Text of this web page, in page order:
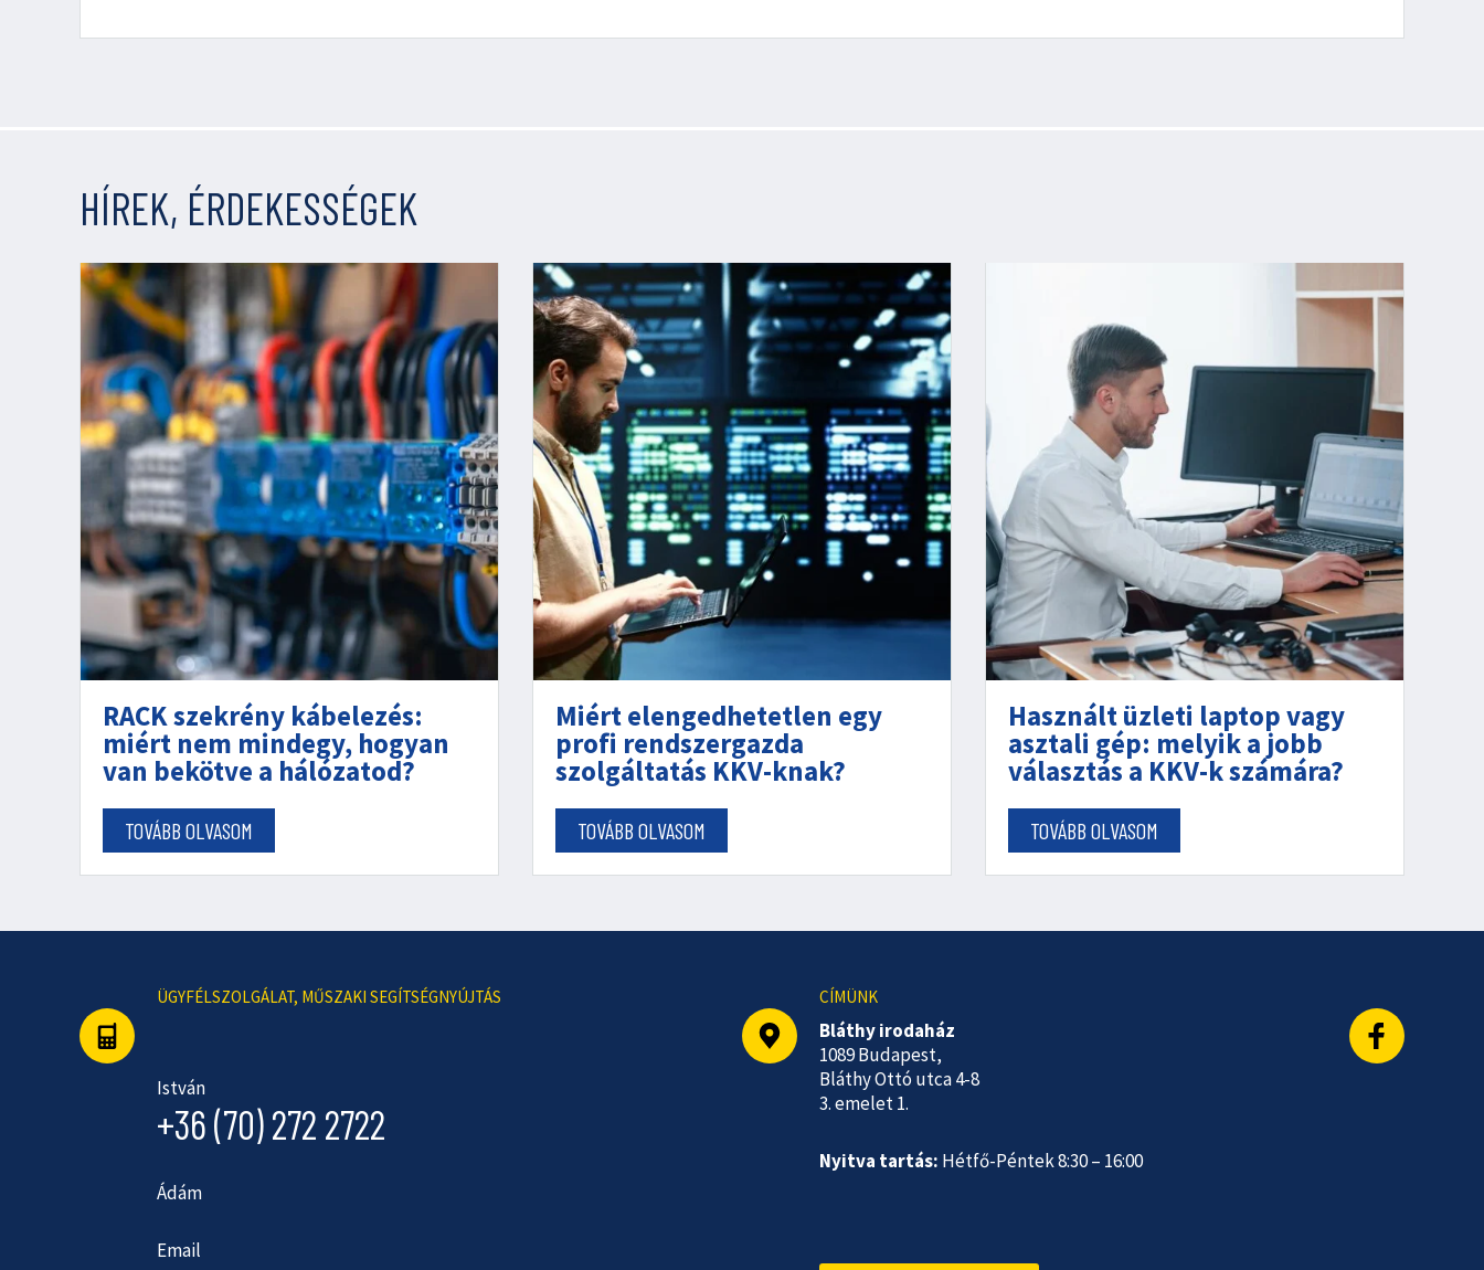
HÍREK, ÉRDEKESSÉGEK
RACK szekrény kábelezés:
miért nem mindegy, hogyan
van bekötve a hálózatod?
TOVÁBB OLVASOM
Miért elengedhetetlen egy
profi rendszergazda
szolgáltatás KKV-knak?
TOVÁBB OLVASOM
Használt üzleti laptop vagy
asztali gép: melyik a jobb
választás a KKV-k számára?
TOVÁBB OLVASOM
ÜGYFÉLSZOLGÁLAT, MŰSZAKI SEGÍTSÉGNYÚJTÁS
István
+36 (70) 272 2722
Ádám
Email
CÍMÜNK
Bláthy irodaház
1089 Budapest,
Bláthy Ottó utca 4-8
3. emelet 1.
Nyitva tartás: Hétfő-Péntek 8:30 – 16:00